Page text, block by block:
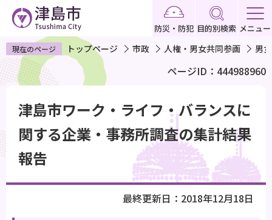
ペ
ー
で
す
防災・防犯 目的別検索 メニュー
現在のページ トップページ 市政 人権・男女共同参画 男
ページID：444988960
津島市ワーク・ライフ・バランスに
関する企業・事務所調査の集計結果
報告
最終更新日：2018年12月18日